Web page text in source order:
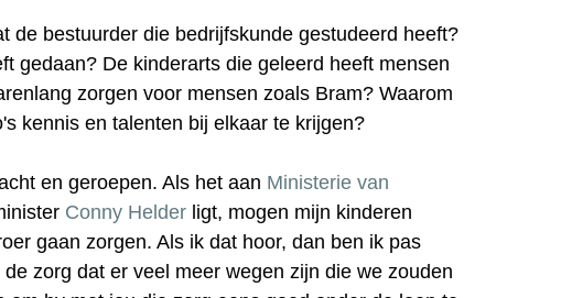
de bestuurder die bedrijfskunde gestudeerd heeft?
gedaan? De kinderarts die geleerd heeft mensen
zorgen voor mensen zoals Bram? Waarom
kennis en talenten bij elkaar te krijgen?
en geroepen. Als het aan Ministerie van
Conny Helder ligt, mogen mijn kinderen
gaan zorgen. Als ik dat hoor, dan ben ik pas
zorg dat er veel meer wegen zijn die we zouden